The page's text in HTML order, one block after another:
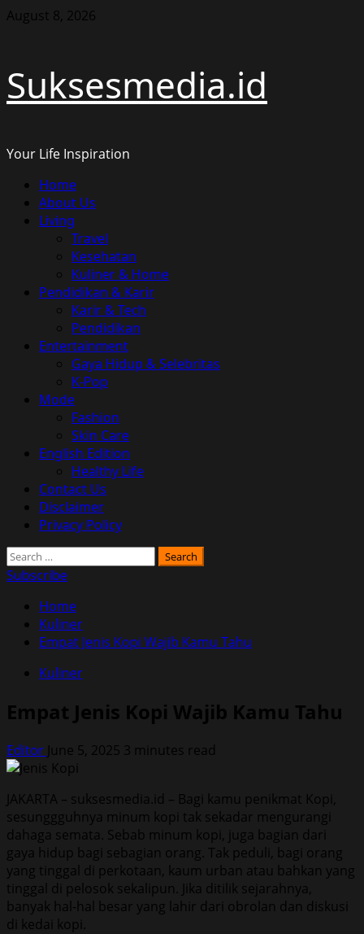
Skip
August 8, 2026
Suksesmedia.id
Your Life Inspiration
Primary
Menu
Home
About Us
Living
Travel
Kesehatan
Kuliner & Home
Pendidikan & Karir
Karir & Tech
Pendidikan
Entertainment
Gaya Hidup & Selebritas
K-Pop
Mode
Fashion
Skin Care
English Edition
Healthy Life
Contact Us
Disclaimer
Privacy Policy
Search
for:
Subscribe
Home
Kuliner
Empat Jenis Kopi Wajib Kamu Tahu
Kuliner
Empat Jenis Kopi Wajib Kamu Tahu
Editor June 5, 2025 3 minutes read
JAKARTA – suksesmedia.id – Bagi kamu penikmat Kopi,
sesunggguhnya minum kopi tak sekadar mengurangi
dahaga semata. Sebab minum kopi, juga bagian dari
gaya hidup bagi sebagian orang. Tak peduli, bagi orang
yang tinggal di perkotaan, kaum urban atau bahkan yang
tinggal di pelosok sekalipun. Jika ditilik sejarahnya,
banyak hal-hal besar yang lahir dari obrolan dan diskusi
di kedai kopi.